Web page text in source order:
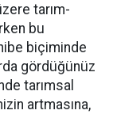
tarım-
bu
biçiminde
gördüğünüz
tarımsal
artmasına,